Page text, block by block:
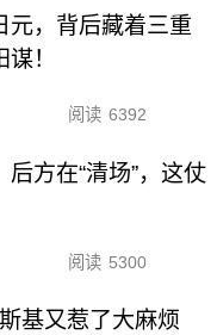
元，背后藏着三重
！
阅读 6392
后方在“清场”，这仗
阅读 5300
基又惹了大麻烦